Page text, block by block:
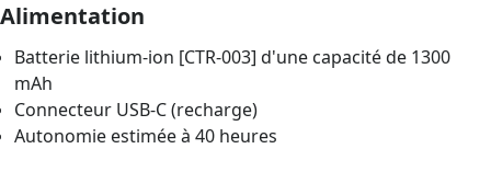
Alimentation
Batterie lithium-ion [CTR-003] d'une capacité de 1300
mAh
Connecteur USB-C (recharge)
Autonomie estimée à 40 heures